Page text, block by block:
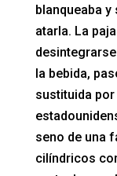
blanqueaba
atarla. La
la bebida,
sustituida por
seno de una
cilíndricos